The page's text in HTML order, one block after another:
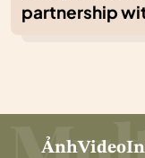
partnership
ẢnhVideo